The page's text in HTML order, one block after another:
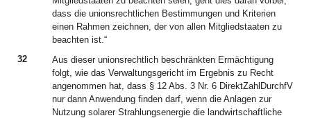
dass die unionsrechtlichen Bestimmungen und Kriterien
einen Rahmen zeichnen, der von allen Mitgliedstaaten zu
beachten ist.“
32
Aus dieser unionsrechtlich beschränkten Ermächtigung
folgt, wie das Verwaltungsgericht im Ergebnis zu Recht
angenommen hat, dass § 12 Abs. 3 Nr. 6 DirektZahlDurchfV
nur dann Anwendung finden darf, wenn die Anlagen zur
Nutzung solarer Strahlungsenergie die landwirtschaftliche